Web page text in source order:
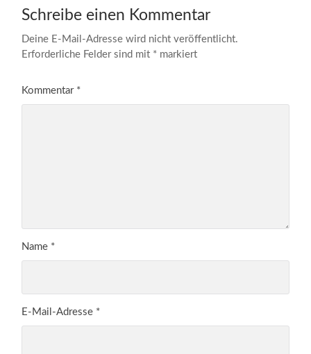
Schreibe einen Kommentar
Deine E-Mail-Adresse wird nicht veröffentlicht.
Erforderliche Felder sind mit * markiert
Kommentar *
Name *
E-Mail-Adresse *